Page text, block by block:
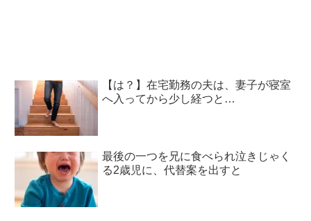
【は？】在宅勤務の夫は、妻子が寝室
へ入ってから少し経つと…
最後の一つを兄に食べられ泣きじゃく
る2歳児に、代替案を出すと